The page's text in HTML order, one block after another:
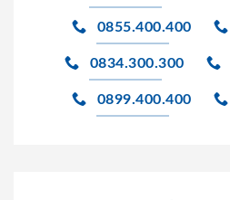
0855.400.400
0834.300.300
0899.400.400